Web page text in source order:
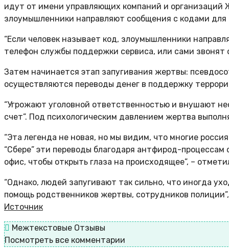
идут от имени управляющих компаний и
злоумышленники направляют сообщения с кодами для
“Если человек называет код, злоумышленники
телефон службы поддержки сервиса, или сами звонят
Затем начинается этап запугивания жертвы:
осуществляются переводы денег в поддержку
“Угрожают уголовной ответственностью и внушают
счет”. Под психологическим давлением жертва
“Эта легенда не новая, но мы видим, что многие
“Сбере” эти переводы благодаря антфирод-
офис, чтобы открыть глаза на происходящее”, –
“Однако, людей запугивают так сильно, что иногда
помощь родственников жертвы, сотрудников
Источник
Межтекстовые Отзывы
Посмотреть все комментарии